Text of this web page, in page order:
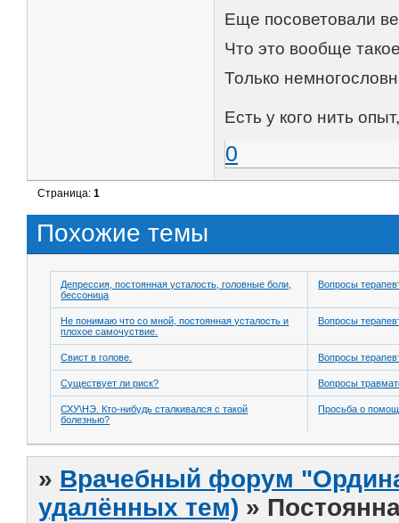
Еще посоветовали
Что это вообще
Только
Есть у кого нить
0
Страница:1
Похожие темы
Депрессия, постоянная усталость, головные боли,
бессоница
Вопросы
Не понимаю что со мной, постоянная усталость и
плохое самочуствие.
Вопросы
Свист в голове. Вопросы
Существует ли риск? Вопросы
СХУ\НЭ. Кто-нибудь сталкивался с такой
болезнью?
Просьба о
» Врачебный форум
удалённых тем) »